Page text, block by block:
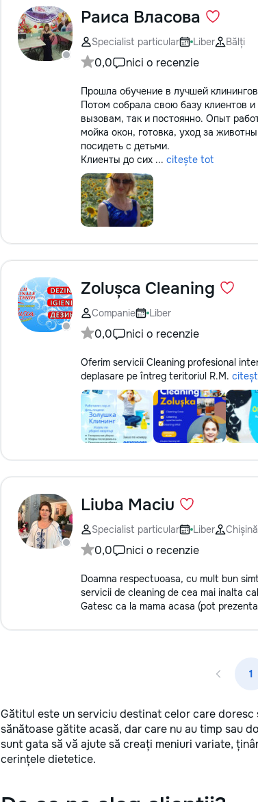
Раиса Власова
Specialist particular Liber Bălți
0,0 nici o recenzie
Прошла обучение в лучшей
Потом собрала свою базу клиентов
вызовам, так и постоянно. Опыт
мойка окон, готовка, уход за
посидеть с детьми.
Клиенты до сих ... citește tot
Zolușca Cleaning
Companie Liber
0,0 nici o recenzie
Oferim servicii Cleaning profesional
deplasare pe întreg teritoriul R.M.
Liuba Maciu
Specialist particular Liber
0,0 nici o recenzie
Doamna respectuoasa, cu mult bun
servicii de cleaning de cea mai inalta
Gatesc ca la mama acasa (pot
1
Gătitul este un serviciu destinat celor care
sănătoase gătite acasă, dar care nu au timp sau
sunt gata să vă ajute să creați meniuri variate,
cerințele dietetice.